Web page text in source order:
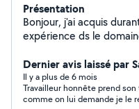
Présentation
Bonjour, j'ai acquis
expérience ds le
plaque de plâtre, pose
faïence...Maçonnerie,
réglementation
apporter encadrer,
Dernier avis laissé par
Il y a plus de 6 mois
Travailleur honnête prend
comme on lui demande je le